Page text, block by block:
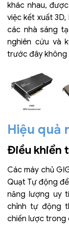
khác nhau,
việc kết xuất
các nhà sáng
nghiên cứu và
trước đây không
Hiệu quả
Điều khiển
Các máy chủ
Quạt Tự động
năng lượng uy
chỉnh tự động
chiến lược trong